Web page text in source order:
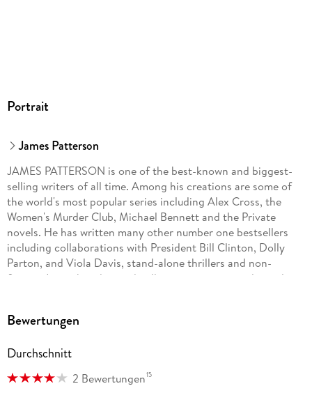
Portrait
James Patterson
JAMES PATTERSON is one of the best-known and biggest-
selling writers of all time. Among his creations are some of
the world's most popular series including Alex Cross, the
Women's Murder Club, Michael Bennett and the Private
novels. He has written many other number one bestsellers
including collaborations with President Bill Clinton, Dolly
Parton, and Viola Davis, stand-alone thrillers and non-
fiction. James has donated millions in grants to independent
Florida with his family.
Bewertungen
Durchschnitt
2 Bewertungen15